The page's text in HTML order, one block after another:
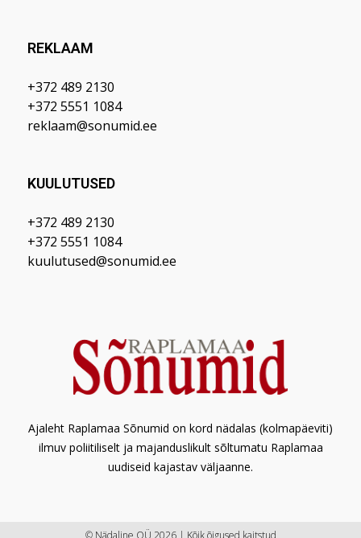
REKLAAM
+372 489 2130
+372 5551 1084
reklaam@sonumid.ee
KUULUTUSED
+372 489 2130
+372 5551 1084
kuulutused@sonumid.ee
Ajaleht Raplamaa Sõnumid on kord nädalas (kolmapäeviti)
ilmuv poliitiliselt ja majanduslikult sõltumatu Raplamaa
uudiseid kajastav väljaanne.
© Nädaline OÜ 2026 | Kõik õigused kaitstud